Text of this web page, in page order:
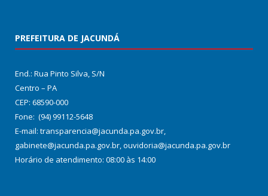
PREFEITURA DE JACUNDÁ
End.: Rua Pinto Silva, S/N
Centro – PA
CEP: 68590-000
Fone: (94) 99112-5648
E-mail: transparencia@jacunda.pa.gov.br,
gabinete@jacunda.pa.gov.br, ouvidoria@jacunda.pa.gov.br
Horário de atendimento: 08:00 às 14:00